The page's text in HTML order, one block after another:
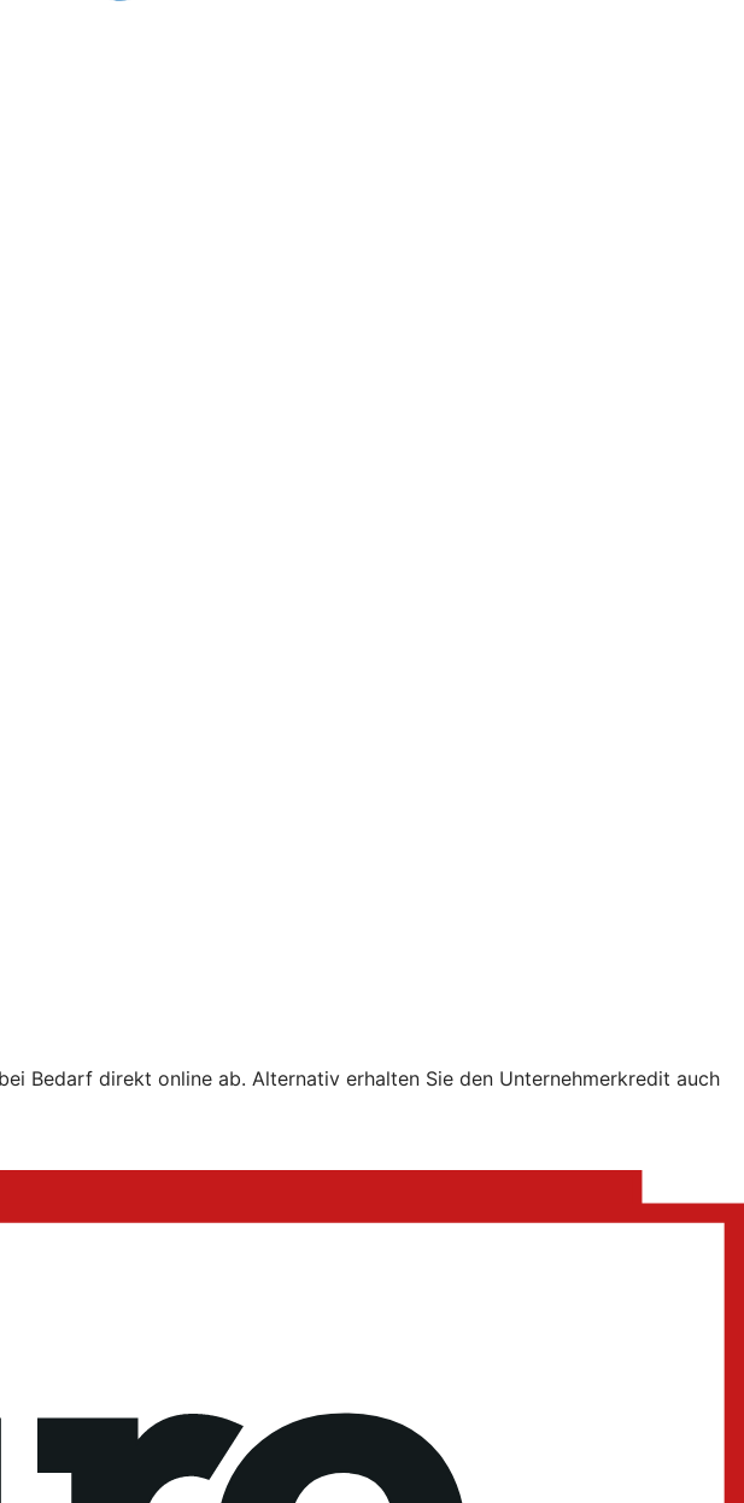
Bedarf direkt online ab. Alternativ erhalten Sie den Unternehmerkredit auch